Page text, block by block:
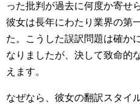
った批判が過去に何度か寄せ
彼女は長年にわたり業界の第
た。こうした誤訳問題は確か
なりましたが、決して致命的
えます。
なぜなら、彼女の翻訳スタイ